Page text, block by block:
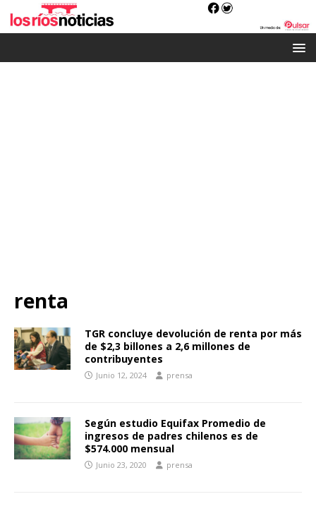
renta
TGR concluye devolución de renta por más
de $2,3 billones a 2,6 millones de
contribuyentes
Junio 12, 2024 prensa
Según estudio Equifax Promedio de
ingresos de padres chilenos es de
$574.000 mensual
Junio 23, 2020 prensa